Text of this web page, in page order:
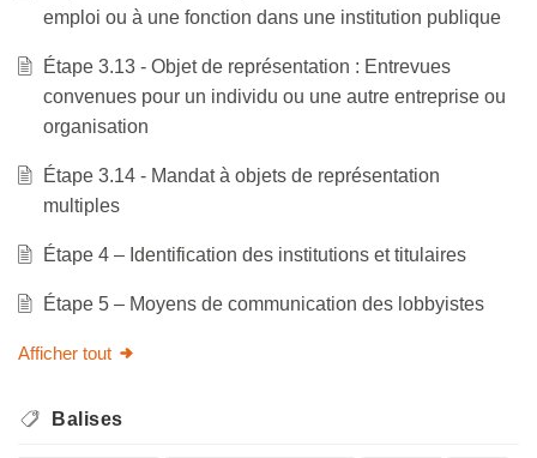
emploi ou à une fonction dans une institution publique
Étape 3.13 - Objet de représentation : Entrevues
convenues pour un individu ou une autre entreprise ou
organisation
Étape 3.14 - Mandat à objets de représentation
multiples
Étape 4 – Identification des institutions et titulaires
Étape 5 – Moyens de communication des lobbyistes
Afficher tout
Balises